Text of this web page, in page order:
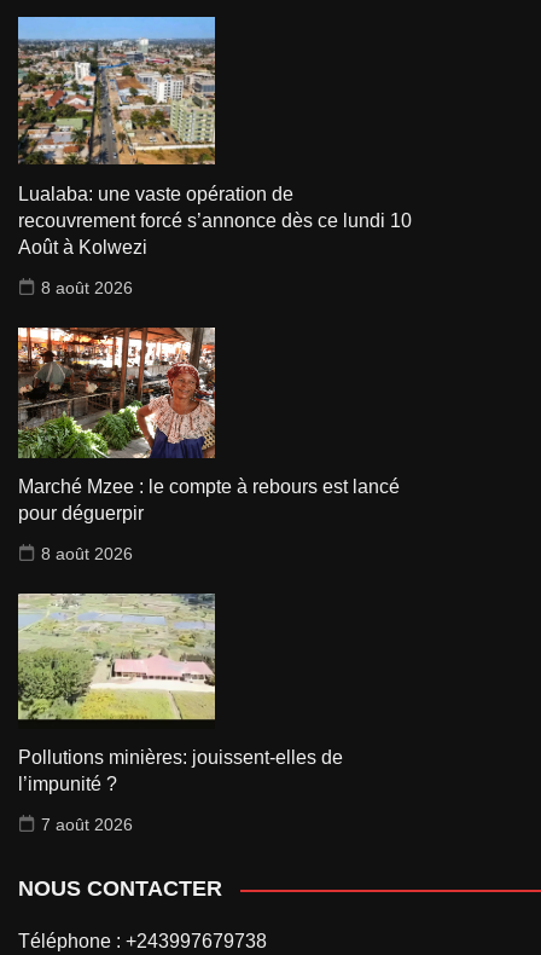
Lualaba: une vaste opération de
recouvrement forcé s’annonce dès ce lundi 10
Août à Kolwezi
8 août 2026
Marché Mzee : le compte à rebours est lancé
pour déguerpir
8 août 2026
Pollutions minières: jouissent-elles de
l’impunité ?
7 août 2026
NOUS CONTACTER
Téléphone : +243997679738